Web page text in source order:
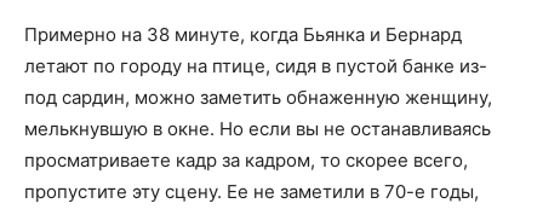
Примерно на 38 минуте, когда Бьянка и Бернард
летают по городу на птице, сидя в пустой банке из-
под сардин, можно заметить обнаженную женщину,
мелькнувшую в окне. Но если вы не останавливаясь
просматриваете кадр за кадром, то скорее всего,
пропустите эту сцену. Ее не заметили в 70-е годы,